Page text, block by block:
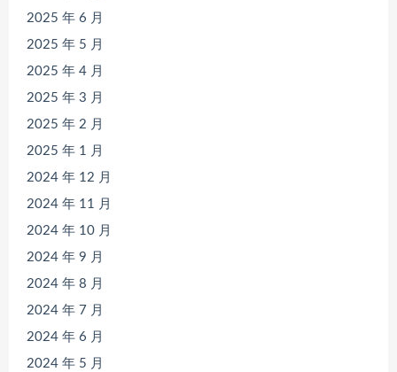
2025 年 6 月
2025 年 5 月
2025 年 4 月
2025 年 3 月
2025 年 2 月
2025 年 1 月
2024 年 12 月
2024 年 11 月
2024 年 10 月
2024 年 9 月
2024 年 8 月
2024 年 7 月
2024 年 6 月
2024 年 5 月